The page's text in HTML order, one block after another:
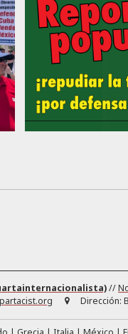
//
Dirección: